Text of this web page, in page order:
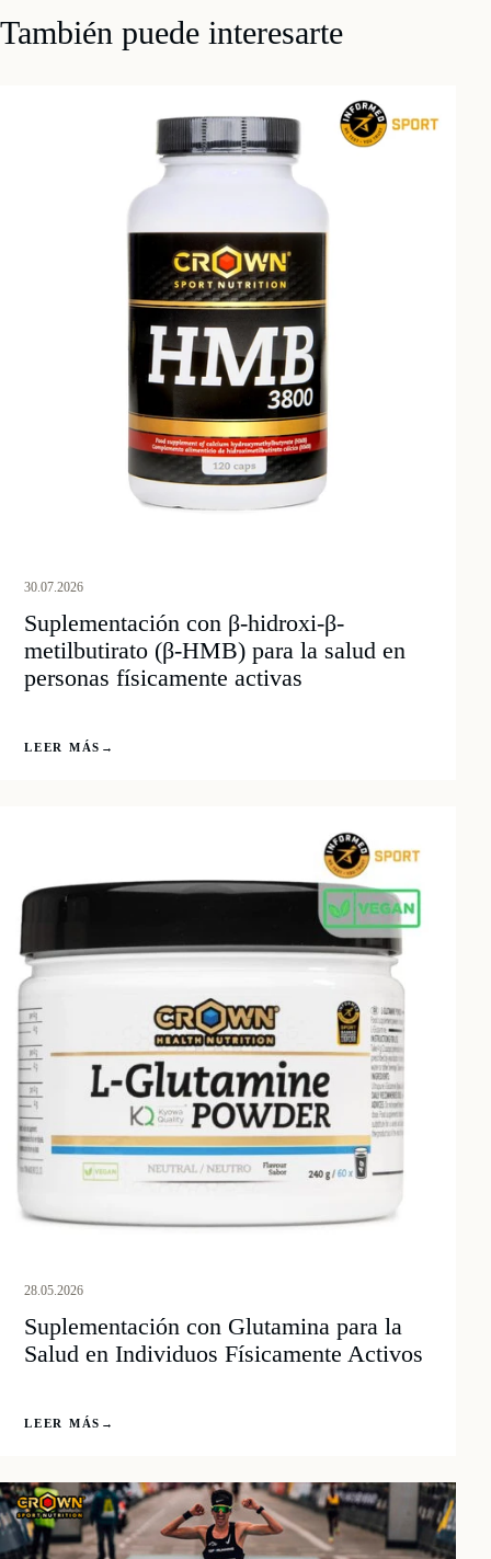
También puede interesarte
30.07.2026
Suplementación con β-hidroxi-β-
metilbutirato (β-HMB) para la salud en
personas físicamente activas
LEER MÁS →
28.05.2026
Suplementación con Glutamina para la
Salud en Individuos Físicamente Activos
LEER MÁS →